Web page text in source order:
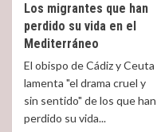
en
los
CIES:
es
algo
Los migrantes que han
perdido su vida en el
Mediterráneo
El obispo de Cádiz y Ceuta
lamenta "el drama cruel y
sin sentido" de los que han
perdido su vida...